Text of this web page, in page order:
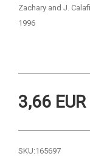
Zachary and J.
1996
3,66 EUR
SKU:165697